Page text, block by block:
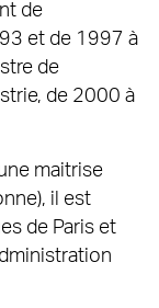
de
et de 1997 à
de
de 2000 à
maitrise
il est
de Paris et